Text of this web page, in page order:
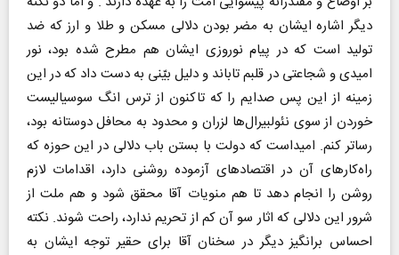
دیگر اشاره ایشان به مضر بودن دلالی مسکن و طلا و ارز که ضد
تولید است که در پیام نوروزی ایشان هم مطرح شده بود، نور
امیدی و شجاعتی در قلبم تاباند و دلیل بیّنی به دست داد که در این
زمینه از این پس صدایم را که تاکنون از ترس انگ سوسیالیست
خوردن از سوی نئولبیرال‌ها لزران و محدود به محافل دوستانه بود،
رساتر کنم. امیداست که دولت با بستن باب دلالی در این حوزه که
راه‌کارهای آن در اقتصادهای آزموده روشنی دارد‌، اقدامات لازم
روشن را انجام دهد تا هم منویات آقا محقق شود و هم ملت از
شرور این دلالی که اثار سو آن کم از تحریم ندارد، راحت شوند. نکته
احساس برانگیز دیگر در سخنان آقا برای حقیر توجه ایشان به